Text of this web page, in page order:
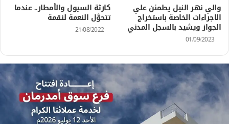
والي نهر النيل يطمئن علي
الاجراءات الخاصة باستخراج
الجواز ويشيد بالسجل المدني
01/09/2023
كارثة السيول والأمطار.. عندما
تتحوَّل النعمة لنقمة
21/08/2022